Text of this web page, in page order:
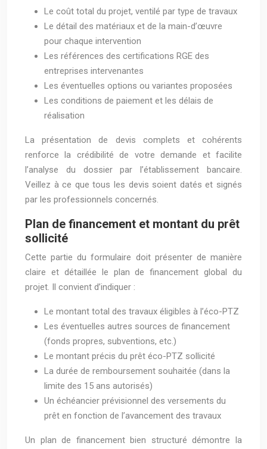
Le coût total du projet, ventilé par type de travaux
Le détail des matériaux et de la main-d’œuvre
pour chaque intervention
Les références des certifications RGE des
entreprises intervenantes
Les éventuelles options ou variantes proposées
Les conditions de paiement et les délais de
réalisation
La présentation de devis complets et cohérents
renforce la crédibilité de votre demande et facilite
l’analyse du dossier par l’établissement bancaire.
Veillez à ce que tous les devis soient datés et signés
par les professionnels concernés.
Plan de financement et montant du prêt
sollicité
Cette partie du formulaire doit présenter de manière
claire et détaillée le plan de financement global du
projet. Il convient d’indiquer :
Le montant total des travaux éligibles à l’éco-PTZ
Les éventuelles autres sources de financement
(fonds propres, subventions, etc.)
Le montant précis du prêt éco-PTZ sollicité
La durée de remboursement souhaitée (dans la
limite des 15 ans autorisés)
Un échéancier prévisionnel des versements du
prêt en fonction de l’avancement des travaux
Un plan de financement bien structuré démontre la